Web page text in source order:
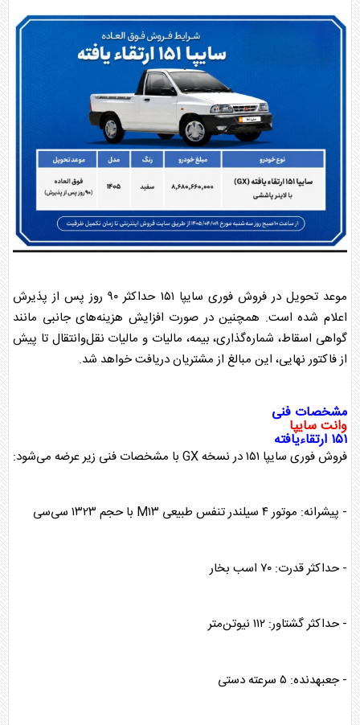
موعد تحویل در فروش فوری سایپا ۱۵۱ حداکثر ۹۰ روز پس از پذیرش
اعلام شده است. همچنین در صورت افزایش هزینه‌های جانبی مانند
گواهی اسقاط، شماره‌گذاری، بیمه، مالیات و مالیات نقل‌وانتقال تا پیش
از فاکتور نهایی، این مبالغ از مشتریان دریافت خواهد شد.
مشخصات فنی
وانت سایپا
۱۵۱ ارتقاءیافته
فروش فوری سایپا ۱۵۱ در نسخه GX با مشخصات فنی زیر عرضه می‌شود:
- پیشرانه: موتور ۴ سیلندر تنفس طبیعی M۱۳ با حجم ۱۳۲۳ سی‌سی
- حداکثر قدرت: ۷۰ اسب بخار
- حداکثر گشتاور: ۱۱۲ نیوتن‌متر
- جعبهدنده: ۵ سرعته دستی